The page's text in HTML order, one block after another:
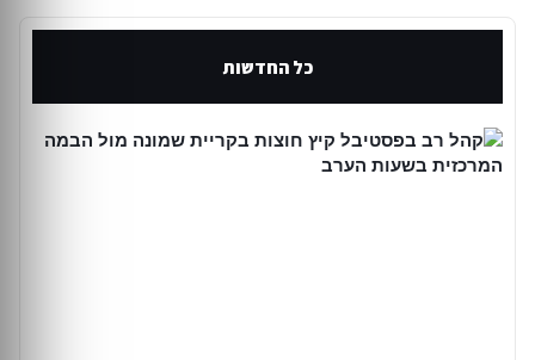
כל החדשות